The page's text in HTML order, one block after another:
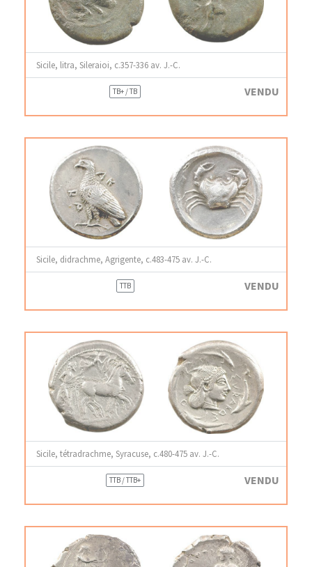
Sicile, litra, Sileraioi, c.357-336 av. J.-C.
TB+ / TB VENDU
Sicile, didrachme, Agrigente, c.483-475 av. J.-C.
TTB VENDU
Sicile, tétradrachme, Syracuse, c.480-475 av. J.-C.
TTB / TTB+ VENDU